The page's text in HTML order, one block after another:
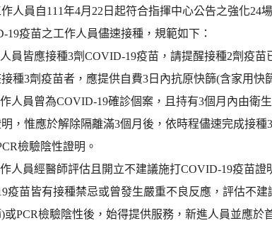
人員自111年4月22日起符合指揮中心公告之強化24
19疫苗之工作人員儘速接種，規範如下：
員皆應接種3劑COVID-19疫苗，請提醒接種2劑疫
種3劑疫苗者，應提供自費3日內抗原快篩(含家用快
人員曾為COVID-19確診個案，且持有3個月內由衛
，惟應於解除隔離滿3個月後，依時程儘速完成接
檢驗陰性證明。
人員經醫師評估且開立不建議施打COVID-19疫苗
疫苗皆有接種禁忌或曾發生嚴重不良反應，評估不
或PCR檢驗陰性後，始得提供服務，新進人員並應於